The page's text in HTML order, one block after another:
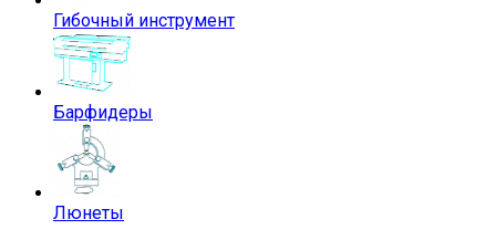
Гибочный инструмент
Барфидеры
Люнеты